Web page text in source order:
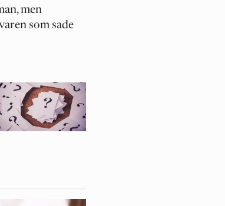
men
som sade